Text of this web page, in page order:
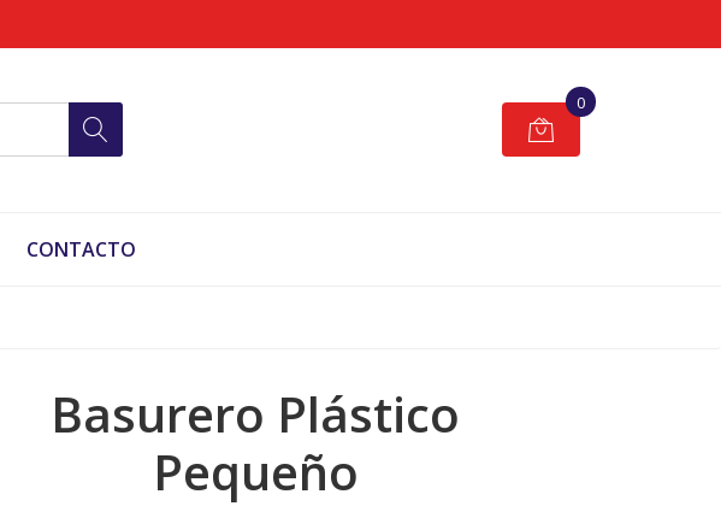
0
CONTACTO
Basurero Plástico
Pequeño